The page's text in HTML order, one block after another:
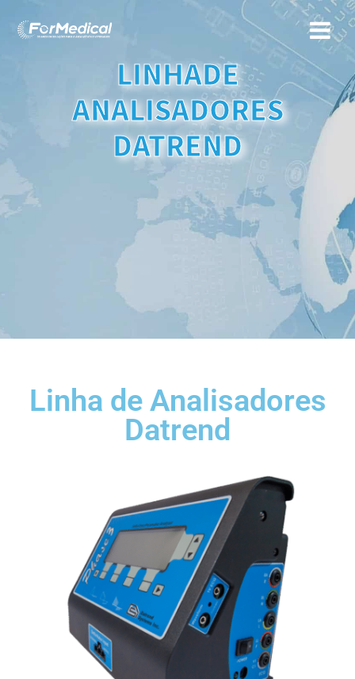
LINHADE
ANALISADORES
DATREND
Linha de Analisadores
Datrend